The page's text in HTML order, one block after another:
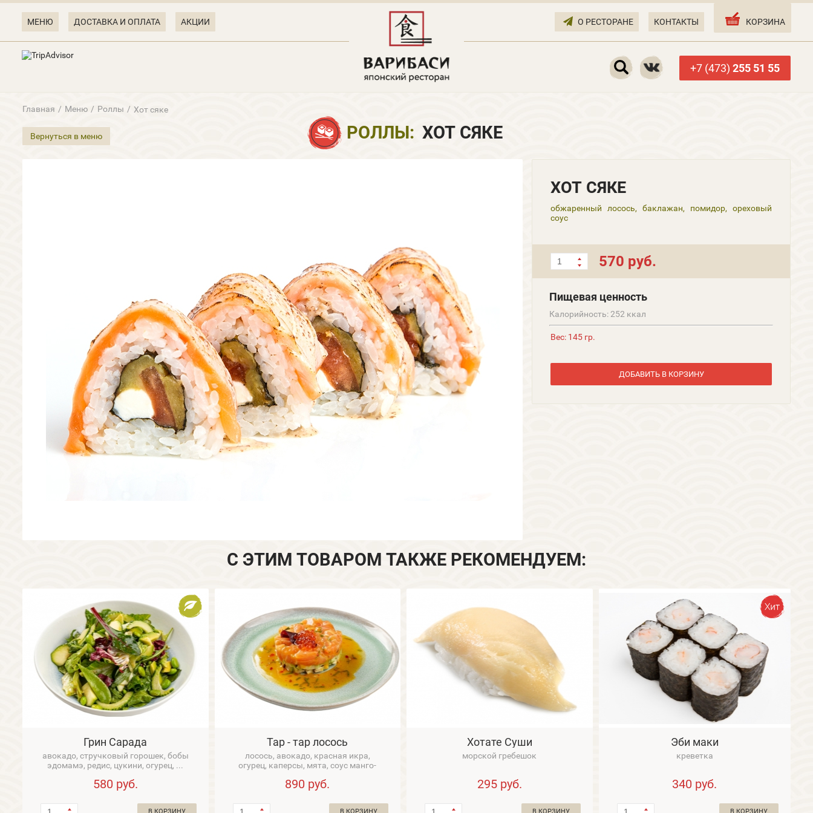
МЕНЮ ДОСТАВКА И ОПЛАТА АКЦИИ О РЕСТОРАНЕ КОНТАКТЫ КОРЗИНА
+7 (473) 255 51 55
Главная / Меню / Роллы / Хот сяке
Вернуться в меню РОЛЛЫ: ХОТ СЯКЕ
ХОТ СЯКЕ
обжаренный лосось, баклажан, помидор, ореховый
соус
570 руб.
Пищевая ценность
Калорийность: 252 ккал
Вес: 145 гр.
ДОБАВИТЬ В КОРЗИНУ
С ЭТИМ ТОВАРОМ ТАКЖЕ РЕКОМЕНДУЕМ:
Грин Сарада
авокадо, стручковый горошек, бобы
эдомамэ, редис, цукини, огурец, ...
580 руб.
Тар - тар лосось
лосось, авокадо, красная икра,
огурец, каперсы, мята, соус манго-
890 руб.
Хотате Суши
морской гребешок
295руб.
Эби маки
креветка
340 руб.